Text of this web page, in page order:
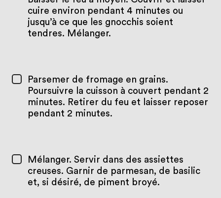
cuire environ pendant 4 minutes ou
jusqu’à ce que les gnocchis soient
tendres. Mélanger.
Parsemer de fromage en grains.
Poursuivre la cuisson à couvert pendant 2
minutes. Retirer du feu et laisser reposer
pendant 2 minutes.
Mélanger. Servir dans des assiettes
creuses. Garnir de parmesan, de basilic
et, si désiré, de piment broyé.